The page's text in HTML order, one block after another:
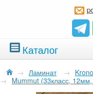
Каталог
→ Ламинат →
→ Mummut (33класс,